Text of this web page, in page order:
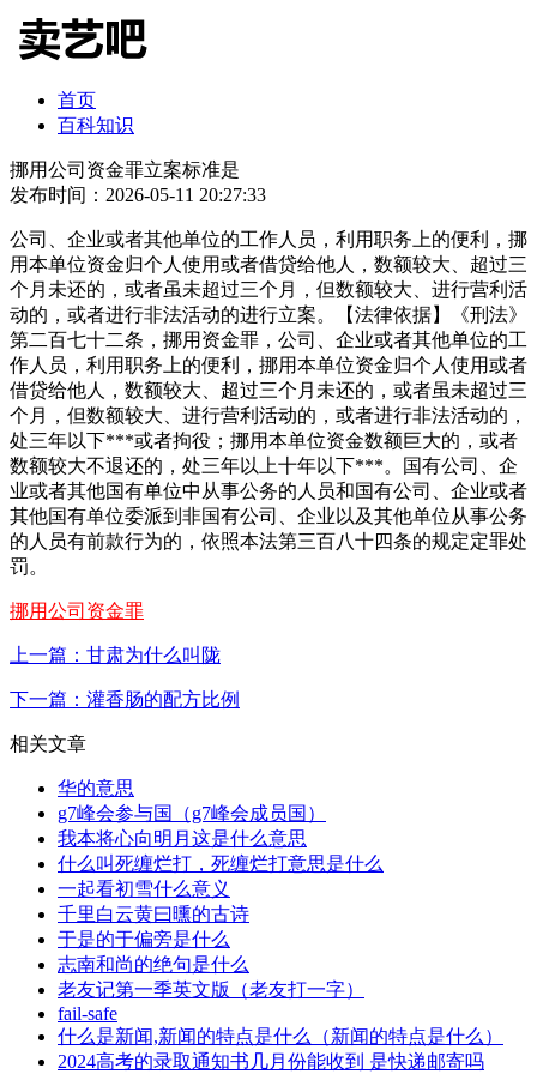
首页
百科知识
挪用公司资金罪立案标准是
发布时间：2026-05-11 20:27:33
公司、企业或者其他单位的工作人员，利用职务上的便利，挪
用本单位资金归个人使用或者借贷给他人，数额较大、超过三
个月未还的，或者虽未超过三个月，但数额较大、进行营利活
动的，或者进行非法活动的进行立案。【法律依据】《刑法》
第二百七十二条，挪用资金罪，公司、企业或者其他单位的工
作人员，利用职务上的便利，挪用本单位资金归个人使用或者
借贷给他人，数额较大、超过三个月未还的，或者虽未超过三
个月，但数额较大、进行营利活动的，或者进行非法活动的，
处三年以下***或者拘役；挪用本单位资金数额巨大的，或者
数额较大不退还的，处三年以上十年以下***。国有公司、企
业或者其他国有单位中从事公务的人员和国有公司、企业或者
其他国有单位委派到非国有公司、企业以及其他单位从事公务
的人员有前款行为的，依照本法第三百八十四条的规定定罪处
罚。
挪用公司资金罪
上一篇：甘肃为什么叫陇
下一篇：灌香肠的配方比例
相关文章
华的意思
g7峰会参与国（g7峰会成员国）
我本将心向明月这是什么意思
什么叫死缠烂打，死缠烂打意思是什么
一起看初雪什么意义
千里白云黄曰曛的古诗
于是的于偏旁是什么
志南和尚的绝句是什么
老友记第一季英文版（老友打一字）
fail-safe
什么是新闻,新闻的特点是什么（新闻的特点是什么）
2024高考的录取通知书几月份能收到 是快递邮寄吗